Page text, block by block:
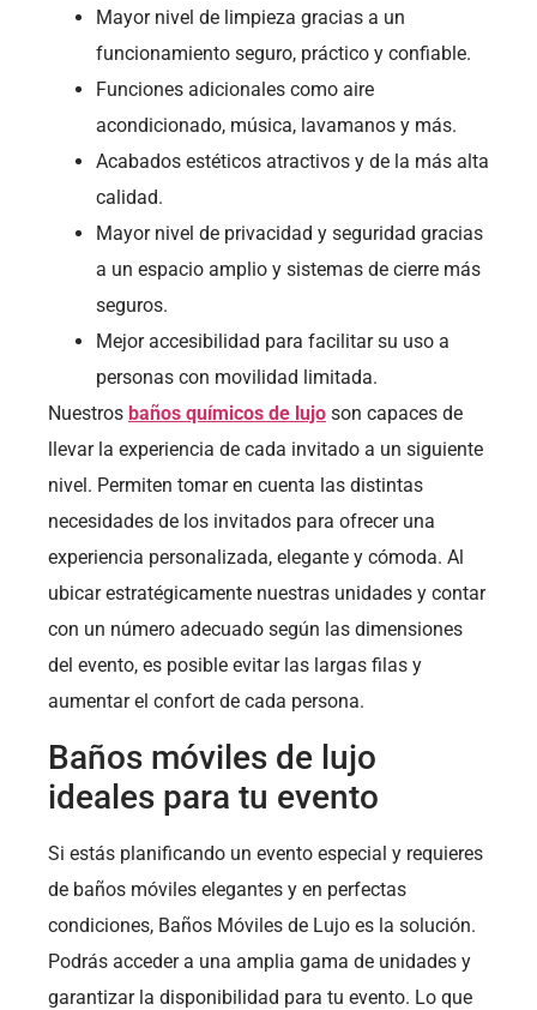
Mayor nivel de limpieza gracias a un
funcionamiento seguro, práctico y confiable.
Funciones adicionales como aire
acondicionado, música, lavamanos y más.
Acabados estéticos atractivos y de la más alta
calidad.
Mayor nivel de privacidad y seguridad gracias
a un espacio amplio y sistemas de cierre más
seguros.
Mejor accesibilidad para facilitar su uso a
personas con movilidad limitada.
Nuestros baños químicos de lujo son capaces de
llevar la experiencia de cada invitado a un siguiente
nivel. Permiten tomar en cuenta las distintas
necesidades de los invitados para ofrecer una
experiencia personalizada, elegante y cómoda. Al
ubicar estratégicamente nuestras unidades y contar
con un número adecuado según las dimensiones
del evento, es posible evitar las largas filas y
aumentar el confort de cada persona.
Baños móviles de lujo
ideales para tu evento
Si estás planificando un evento especial y requieres
de baños móviles elegantes y en perfectas
condiciones, Baños Móviles de Lujo es la solución.
Podrás acceder a una amplia gama de unidades y
garantizar la disponibilidad para tu evento. Lo que